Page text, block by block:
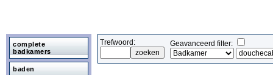
complete
badkamers
baden
Trefwoord: Geavanceerd filter: